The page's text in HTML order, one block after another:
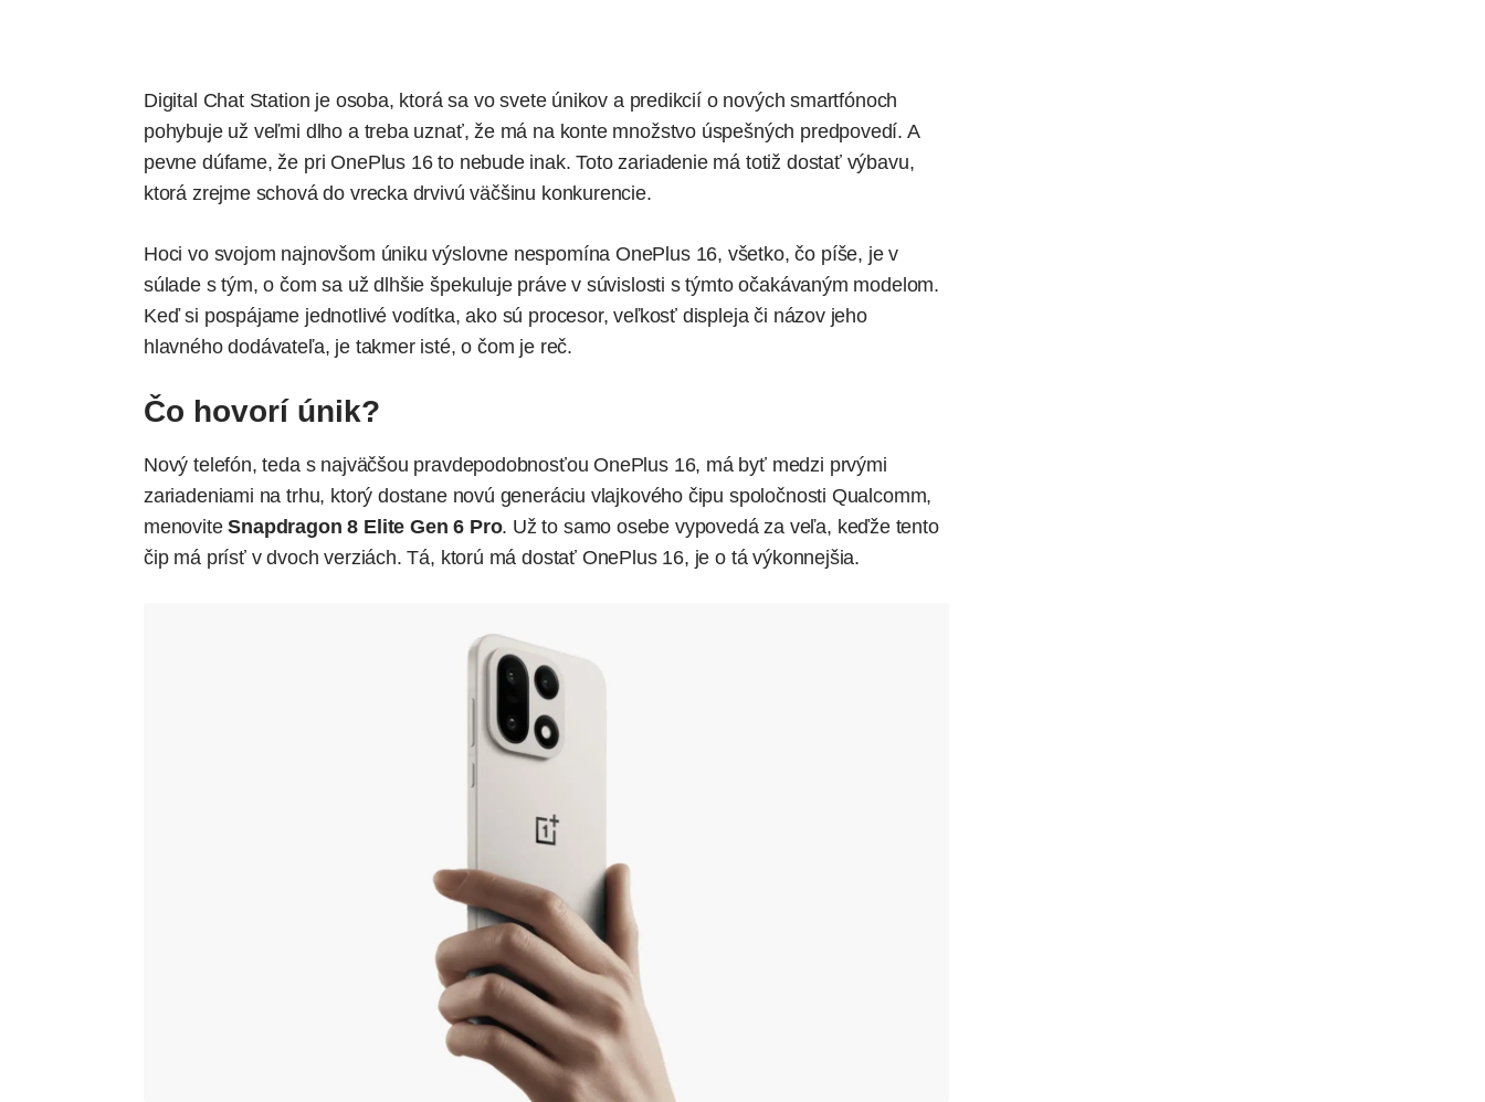
Digital Chat Station je osoba, ktorá sa vo svete únikov a predikcií o nových smartfónoch
pohybuje už veľmi dlho a treba uznať, že má na konte množstvo úspešných predpovedí. A
pevne dúfame, že pri OnePlus 16 to nebude inak. Toto zariadenie má totiž dostať výbavu,
ktorá zrejme schová do vrecka drvivú väčšinu konkurencie.
Hoci vo svojom najnovšom úniku výslovne nespomína OnePlus 16, všetko, čo píše, je v
súlade s tým, o čom sa už dlhšie špekuluje práve v súvislosti s týmto očakávaným modelom.
Keď si pospájame jednotlivé vodítka, ako sú procesor, veľkosť displeja či názov jeho
hlavného dodávateľa, je takmer isté, o čom je reč.
Čo hovorí únik?
Nový telefón, teda s najväčšou pravdepodobnosťou OnePlus 16, má byť medzi prvými
zariadeniami na trhu, ktorý dostane novú generáciu vlajkového čipu spoločnosti Qualcomm,
menoviteSnapdragon 8 Elite Gen 6 Pro. Už to samo osebe vypovedá za veľa, keďže tento
čip má prísť v dvoch verziách. Tá, ktorú má dostať OnePlus 16, je o tá výkonnejšia.